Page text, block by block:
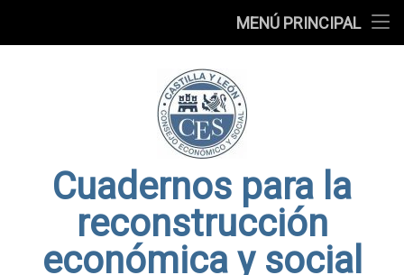
MENÚ PRINCIPAL
Cuadernos para la
reconstrucción
económica y social